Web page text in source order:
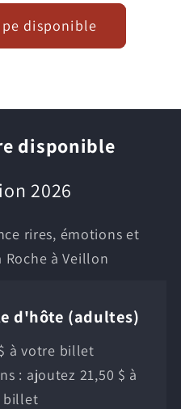
disponible
disponible
2026
rires, émotions et
à Veillon
d'hôte (adultes)
à votre billet
: ajoutez 21,50 $ à
billet